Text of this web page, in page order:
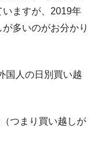
は？
で勝利騎手がもら
モチーフとは？
ばずに終わりそう
いますが、2019年
多いのがお分かり
国人の日別買い越
（つまり買い越しが